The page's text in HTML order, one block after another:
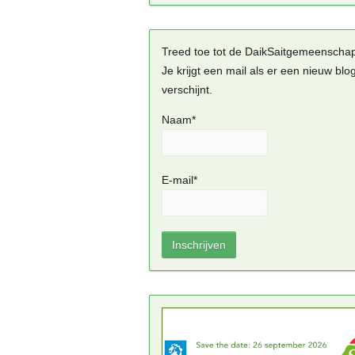
Treed toe tot de
Je krijgt een mail als er een nieuw
verschijnt.
Naam*
E-mail*